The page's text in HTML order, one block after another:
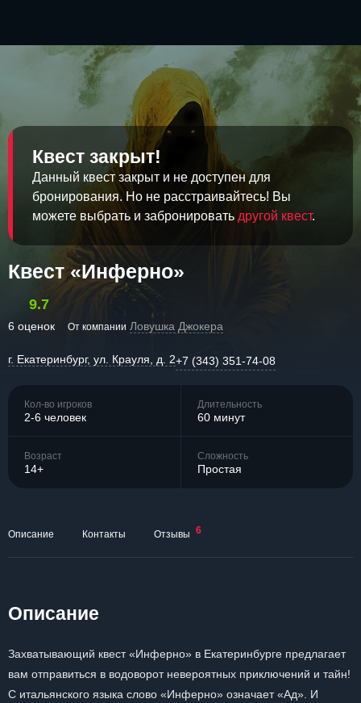
Квест закрыт!
Данный квест закрыт и не доступен для
бронирования. Но не расстраивайтесь! Вы
можете выбрать и забронировать другой квест.
Квест «Инферно»
9.7
6 оценок От компании Ловушка Джокера
г. Екатеринбург, ул. Крауля, д. 2+7 (343) 351-74-08
Кол-во игроков
2-6 человек
Длительность
60 минут
Возраст
14+
Сложность
Простая
Описание Контакты Отзывы 6
Описание
Захватывающий квест «Инферно» в Екатеринбурге предлагает
вам отправиться в водоворот невероятных приключений и тайн!
С итальянского языка слово «Инферно» означает «Ад». И